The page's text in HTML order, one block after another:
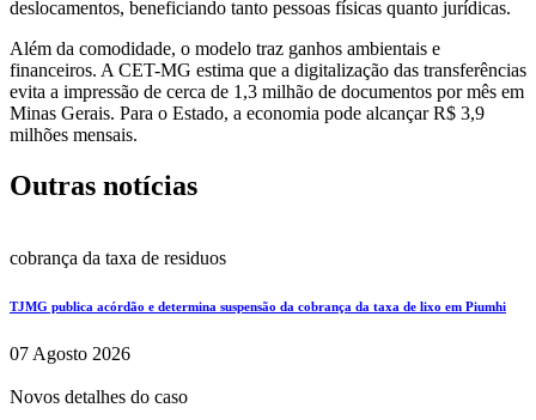
deslocamentos, beneficiando tanto pessoas físicas quanto jurídicas.
Além da comodidade, o modelo traz ganhos ambientais e
financeiros. A CET-MG estima que a digitalização das transferências
evita a impressão de cerca de 1,3 milhão de documentos por mês em
Minas Gerais. Para o Estado, a economia pode alcançar R$ 3,9
milhões mensais.
Outras notícias
cobrança da taxa de residuos
TJMG publica acórdão e determina suspensão da cobrança da taxa de lixo em Piumhi
07 Agosto 2026
Novos detalhes do caso